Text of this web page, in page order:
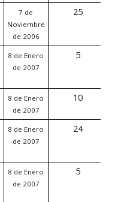
7 de
Noviembre
de 2006
25
8 de Enero
de 2007
5
8 de Enero
de 2007
10
8 de Enero
de 2007
24
8 de Enero
de 2007
5